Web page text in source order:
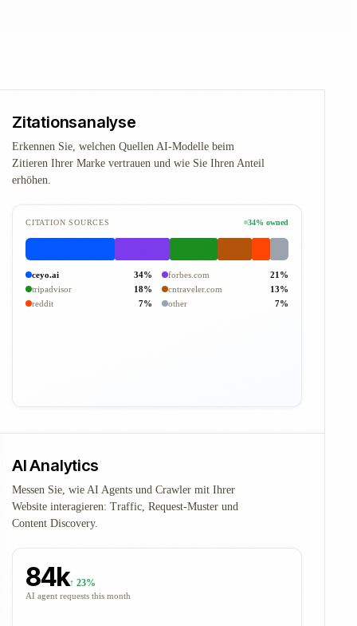
Zitationsanalyse
Erkennen Sie, welchen Quellen AI-Modelle beim
Zitieren Ihrer Marke vertrauen und wie Sie Ihren Anteil
erhöhen.
CITATION SOURCES 34% owned
ceyo.ai 34% forbes.com
21%
tripadvisor
18% cntraveler.com
13%
reddit
7% other 7%
AI Analytics
Messen Sie, wie AI Agents und Crawler mit Ihrer
Website interagieren: Traffic, Request-Muster und
Content Discovery.
84k↑ 23%
AI agent requests this month